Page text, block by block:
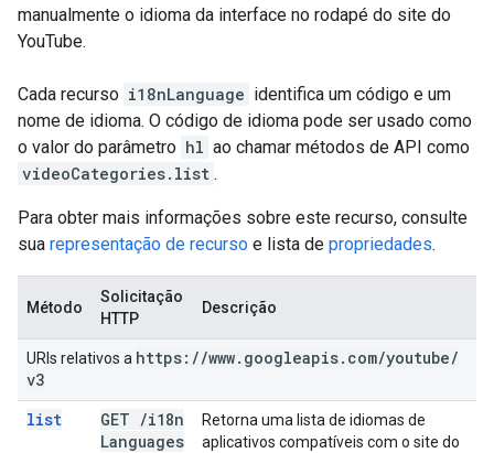
manualmente o idioma da interface no rodapé do site do
YouTube.
Cada recurso i18nLanguage identifica um código e um
nome de idioma. O código de idioma pode ser usado como
o valor do parâmetro hl ao chamar métodos de API como
videoCategories.list .
Para obter mais informações sobre este recurso, consulte
sua representação de recurso e lista de propriedades.
Método
Solicitação
HTTP
Descrição
URIs relativos a https: //www. googleapis. com/youtube/
v3
list
GET /i18n
Languages
Retorna uma lista de idiomas de
aplicativos compatíveis com o site do